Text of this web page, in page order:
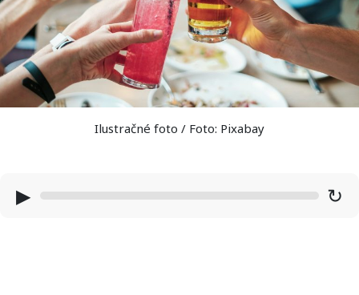
Ilustračné foto / Foto: Pixabay
▶ ↻